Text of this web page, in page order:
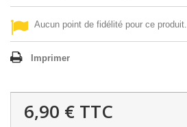
Aucun point de fidélité pour ce produit.
Imprimer
6,90 € TTC